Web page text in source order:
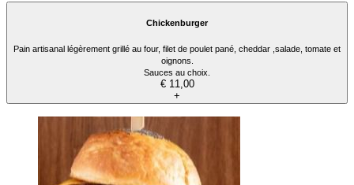
Chickenburger
Pain artisanal légèrement grillé au four, filet de poulet pané, cheddar ,salade, tomate et
oignons.
Sauces au choix.
€ 11,00
+